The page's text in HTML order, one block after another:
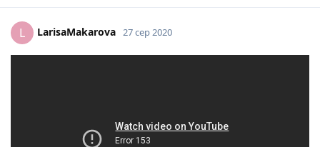
L LarisaMakarova 27 сер 2020